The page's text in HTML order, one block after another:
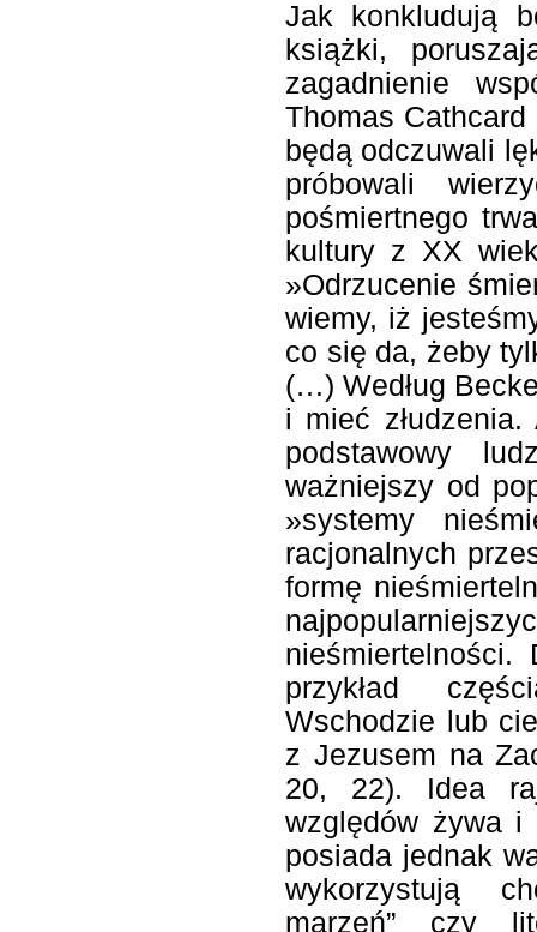
Jak konkludują
książki,
zagadnienie
Thomas
będą odczuwali
próbowali
pośmiertnego
kultury z XX
»Odrzucenie
wiemy, iż
co się da, żeby
(…) Według
i mieć
podstawowy
ważniejszy od
»systemy
racjonalnych
formę
przykład
Wschodzie lub
z Jezusem na
20, 22). Idea
względów żywa i
posiada jednak
wykorzystują
marzeń” czy